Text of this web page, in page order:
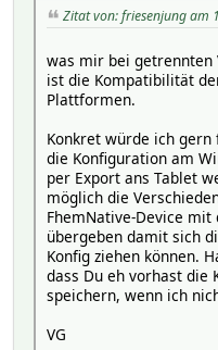
Zitat von: friesenjung am
was mir bei getrennten
ist die Kompatibilität
Plattformen.
Konkret würde ich
die Konfiguration am
per Export ans Tablet
möglich die
FhemNative-Device
übergeben damit sich
Konfig ziehen können.
dass Du eh vorhast die
speichern, wenn ich
VG